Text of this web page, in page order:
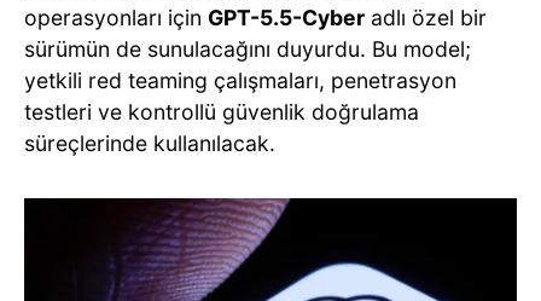
operasyonları için GPT-5.5-Cyber adlı özel bir
sürümün de sunulacağını duyurdu. Bu model;
yetkili red teaming çalışmaları, penetrasyon
testleri ve kontrollü güvenlik doğrulama
süreçlerinde kullanılacak.